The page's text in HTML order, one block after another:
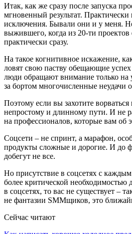
Итак, как же сразу после запуска
мгновенный результат.
исключения. Бывали они и у меня.
выжившего, когда из 20-ти проектов
практически сразу.
На такое когнитивное искажение,
ловят свою паству обещающие
люди обращают внимание только на
за бортом многочисленные неудачи
Поэтому если вы захотите ворваться
непростому и длинному пути. И не
на профессионалов, которые вам об
Соцсети – не спринт, а марафон,
продукты сложные и дорогие. И до
добегут не все.
Но присутствие в соцсетях с
более критической необходимостью
в соцсетях, то вас не существует –
не фантазии SMMщиков, это
Сейчас читают